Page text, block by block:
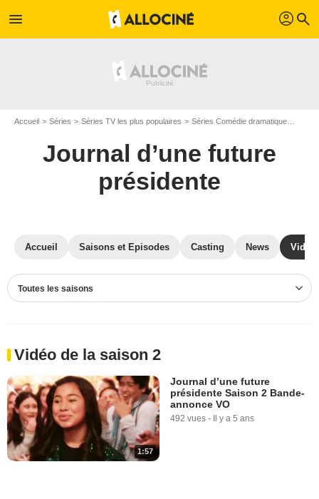
menu profil search
Accueil Séries Séries TV les plus populaires Séries Comédie dramatique
Journal d’une future
présidente
Accueil Saisons et Episodes Casting News
Toutes les saisons
Vidéo de la saison 2
1:57
Journal d’une future
présidente Saison 2 Bande-
annonce VO
492 vues - Il y a 5 ans